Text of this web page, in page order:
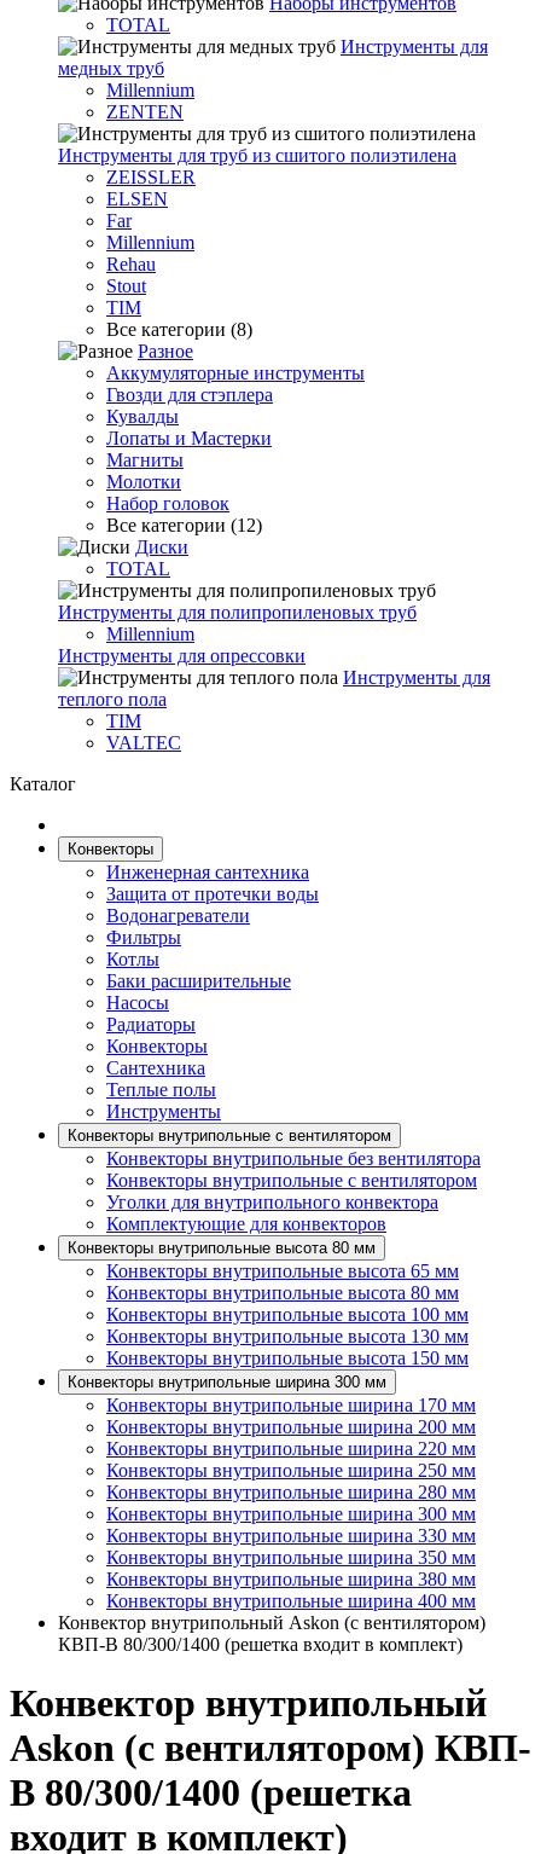
TOTAL
Инструменты для
медных труб
Millennium
ZENTEN
Инструменты для труб из сшитого полиэтилена
ZEISSLER
ELSEN
Far
Millennium
Rehau
Stout
TIM
Все категории (8)
Разное
Аккумуляторные инструменты
Гвозди для стэплера
Кувалды
Лопаты и Мастерки
Магниты
Молотки
Набор головок
Все категории (12)
Диски
TOTAL
Инструменты для полипропиленовых труб
Millennium
Инструменты для опрессовки
Инструменты для
теплого пола
TIM
VALTEC
Каталог
Конвекторы
Инженерная сантехника
Защита от протечки воды
Водонагреватели
Фильтры
Котлы
Баки расширительные
Насосы
Радиаторы
Конвекторы
Сантехника
Теплые полы
Инструменты
Конвекторы внутрипольные с вентилятором
Конвекторы внутрипольные без вентилятора
Конвекторы внутрипольные с вентилятором
Уголки для внутрипольного конвектора
Комплектующие для конвекторов
Конвекторы внутрипольные высота 80 мм
Конвекторы внутрипольные высота 65 мм
Конвекторы внутрипольные высота 80 мм
Конвекторы внутрипольные высота 100 мм
Конвекторы внутрипольные высота 130 мм
Конвекторы внутрипольные высота 150 мм
Конвекторы внутрипольные ширина 300 мм
Конвекторы внутрипольные ширина 170 мм
Конвекторы внутрипольные ширина 200 мм
Конвекторы внутрипольные ширина 220 мм
Конвекторы внутрипольные ширина 250 мм
Конвекторы внутрипольные ширина 280 мм
Конвекторы внутрипольные ширина 300 мм
Конвекторы внутрипольные ширина 330 мм
Конвекторы внутрипольные ширина 350 мм
Конвекторы внутрипольные ширина 380 мм
Конвекторы внутрипольные ширина 400 мм
Конвектор внутрипольный Askon (с вентилятором)
КВП-В 80/300/1400 (решетка входит в комплект)
Конвектор внутрипольный
Askon (с вентилятором) КВП-
В 80/300/1400 (решетка
входит в комплект)